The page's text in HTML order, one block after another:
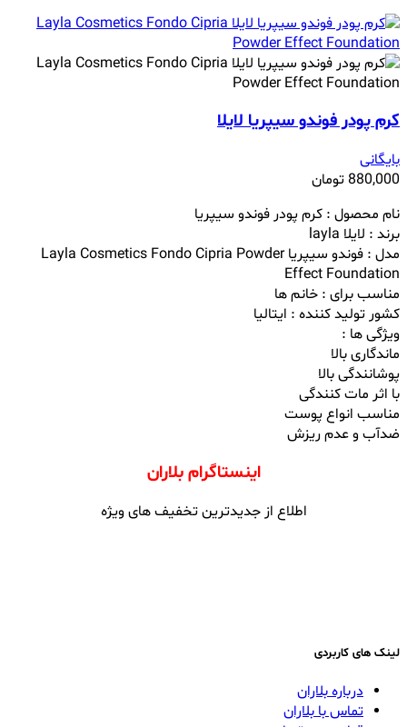
کرم پودر فوندو سیپریا لایلا
بایگانی
880,000 تومان
نام محصول : کرم پودر فوندو سیپریا
برند : لایلا layla
مدل : فوندو سیپریا Layla Cosmetics Fondo Cipria Powder
Effect Foundation
مناسب برای : خانم ها
کشور تولید کننده : ایتالیا
ویژگی ها :
ماندگاری بالا
پوشانندگی بالا
با اثر مات کنندگی
مناسب انواع پوست
ضدآب و عدم ریزش
اینستاگرام بلاران
اطلاع از جدیدترین تخفیف های ویژه
لینک های کاربردی
درباره بلاران
تماس با بلاران